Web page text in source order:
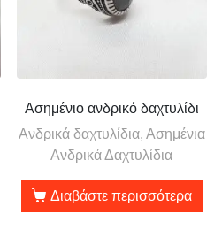
Ασημένιο ανδρικό δαχτυλίδι
Ανδρικά δαχτυλίδια, Ασημένια
Ανδρικά Δαχτυλίδια
Διαβάστε περισσότερα